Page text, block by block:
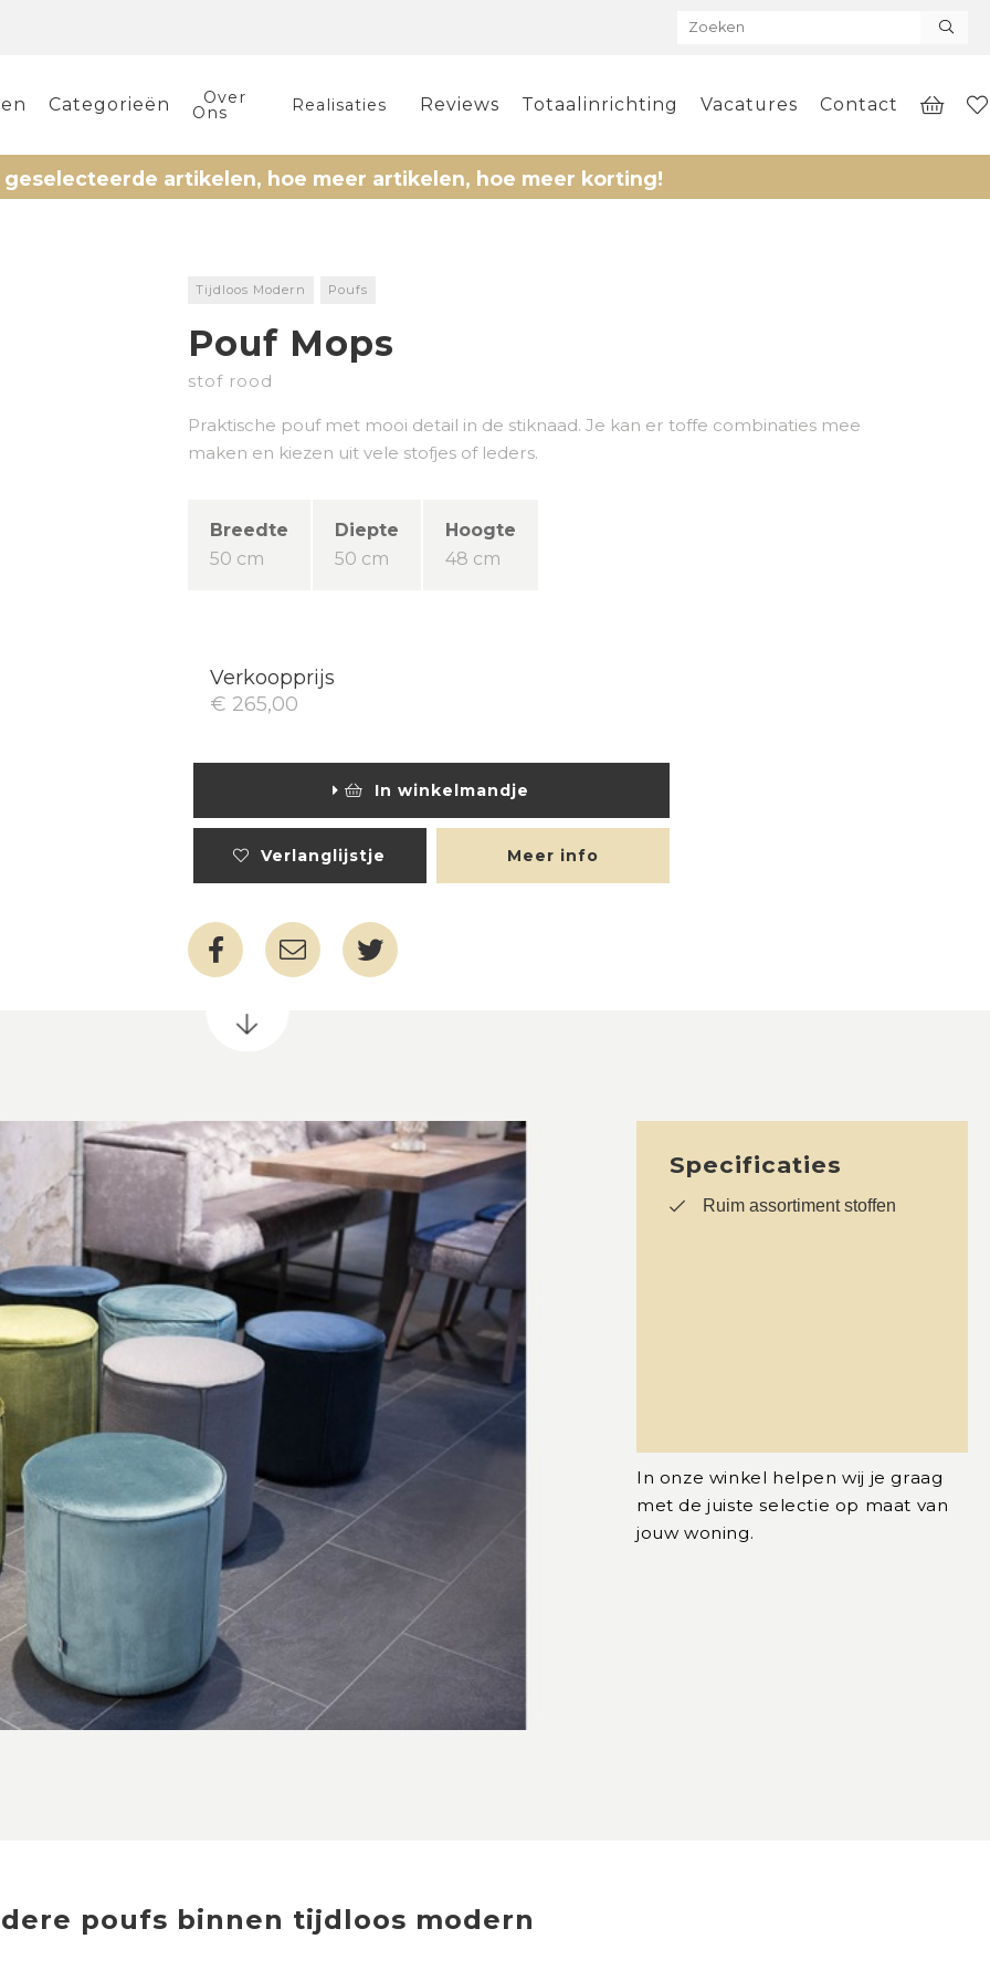
Categorieën Over
Ons Realisaties Reviews Totaalinrichting Vacatures Contact
artikelen, hoe meer artikelen, hoe meer korting!
Tijdloos Modern Poufs
Pouf Mops
stof rood
Praktische pouf met mooi detail in de stiknaad. Je kan er toffe combinaties mee
maken en kiezen uit vele stofjes of leders.
Breedte
50 cm
Diepte
50 cm
Hoogte
48 cm
Verkoopprijs
€ 265,00
In winkelmandje
Verlanglijstje Meer info
Specificaties
Ruim assortiment stoffen
In onze winkel helpen wij je graag
met de juiste selectie op maat van
jouw woning.
poufs binnen tijdloos modern